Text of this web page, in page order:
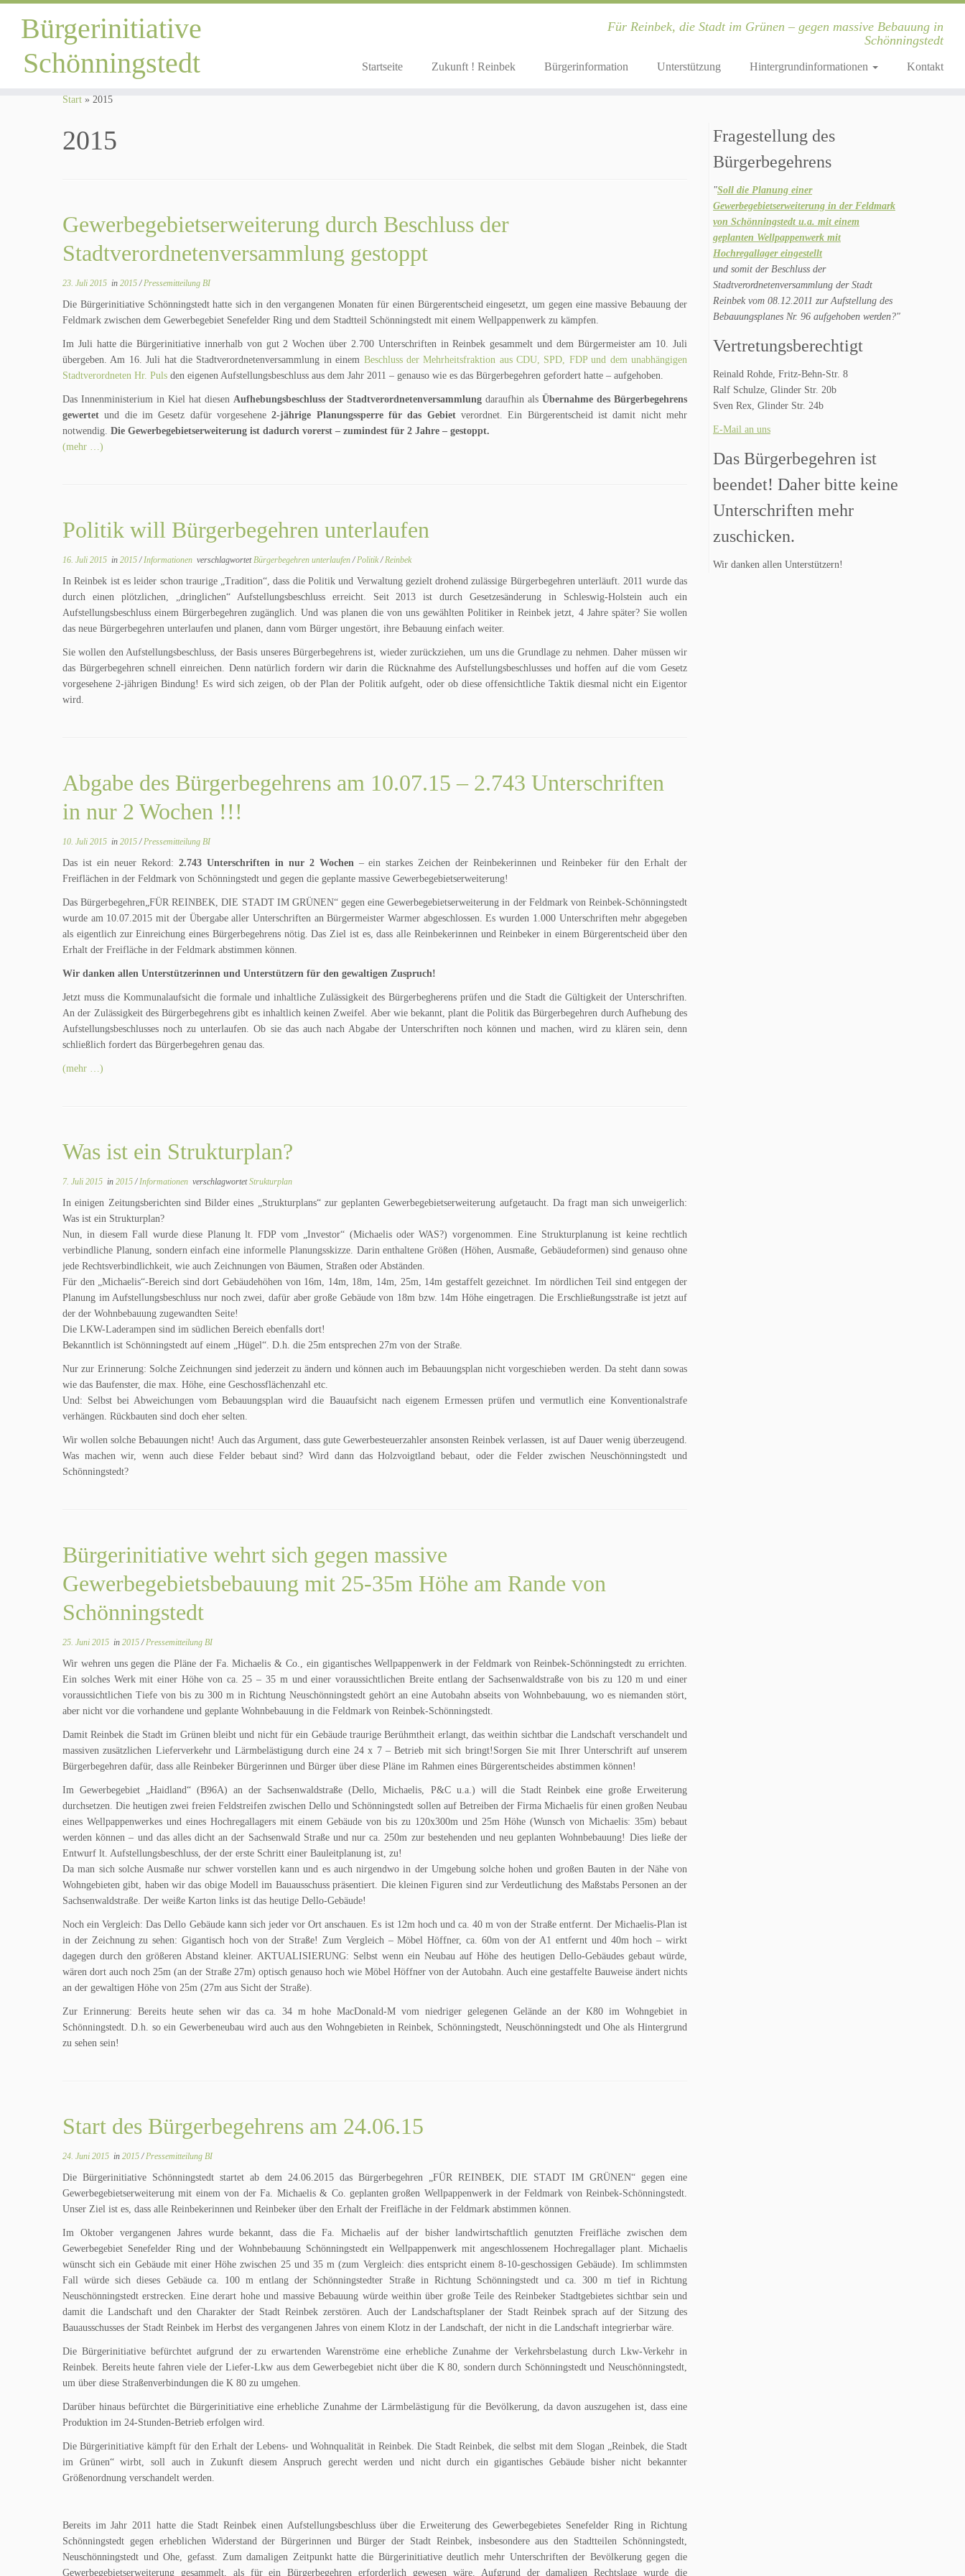
Bürgerinitiative
Schönningstedt
Für Reinbek, die Stadt im Grünen – gegen massive Bebauung in
Schönningstedt
Startseite Zukunft ! Reinbek Bürgerinformation Unterstützung Hintergrundinformationen Kontakt
Start » 2015
2015
Gewerbegebietserweiterung durch Beschluss der
Stadtverordnetenversammlung gestoppt
23. Juli 2015 in 2015/Pressemitteilung BI
Die Bürgerinitiative Schönningstedt hatte sich in den vergangenen Monaten für einen Bürgerentscheid eingesetzt, um gegen eine massive Bebauung der
Feldmark zwischen dem Gewerbegebiet Senefelder Ring und dem Stadtteil Schönningstedt mit einem Wellpappenwerk zu kämpfen.
Im Juli hatte die Bürgerinitiative innerhalb von gut 2 Wochen über 2.700 Unterschriften in Reinbek gesammelt und dem Bürgermeister am 10. Juli
übergeben. Am 16. Juli hat die Stadtverordnetenversammlung in einem Beschluss der Mehrheitsfraktion aus CDU, SPD, FDP und dem unabhängigen
Stadtverordneten Hr. Puls den eigenen Aufstellungsbeschluss aus dem Jahr 2011 – genauso wie es das Bürgerbegehren gefordert hatte – aufgehoben.
Das Innenministerium in Kiel hat diesen Aufhebungsbeschluss der Stadtverordnetenversammlung daraufhin als Übernahme des Bürgerbegehrens
gewertet und die im Gesetz dafür vorgesehene2-jährige Planungssperre für das Gebietverordnet. Ein Bürgerentscheid ist damit nicht mehr
notwendig. Die Gewerbegebietserweiterung ist dadurch vorerst – zumindest für 2 Jahre – gestoppt.
(mehr …)
Politik will Bürgerbegehren unterlaufen
16. Juli 2015 in 2015/Informationen verschlagwortetBürgerbegehren unterlaufen/Politik/Reinbek
In Reinbek ist es leider schon traurige „Tradition“, dass die Politik und Verwaltung gezielt drohend zulässige Bürgerbegehren unterläuft. 2011 wurde das
durch einen plötzlichen, „dringlichen“ Aufstellungsbeschluss erreicht. Seit 2013 ist durch Gesetzesänderung in Schleswig-Holstein auch ein
Aufstellungsbeschluss einem Bürgerbegehren zugänglich. Und was planen die von uns gewählten Politiker in Reinbek jetzt, 4 Jahre später? Sie wollen
das neue Bürgerbegehren unterlaufen und planen, dann vom Bürger ungestört, ihre Bebauung einfach weiter.
Sie wollen den Aufstellungsbeschluss, der Basis unseres Bürgerbegehrens ist, wieder zurückziehen, um uns die Grundlage zu nehmen. Daher müssen wir
das Bürgerbegehren schnell einreichen. Denn natürlich fordern wir darin die Rücknahme des Aufstellungsbeschlusses und hoffen auf die vom Gesetz
vorgesehene 2-jährigen Bindung! Es wird sich zeigen, ob der Plan der Politik aufgeht, oder ob diese offensichtliche Taktik diesmal nicht ein Eigentor
wird.
Abgabe des Bürgerbegehrens am 10.07.15 – 2.743 Unterschriften
in nur 2 Wochen !!!
10. Juli 2015 in 2015/Pressemitteilung BI
Das ist ein neuer Rekord: 2.743 Unterschriften in nur 2 Wochen– ein starkes Zeichen der Reinbekerinnen und Reinbeker für den Erhalt der
Freiflächen in der Feldmark von Schönningstedt und gegen die geplante massive Gewerbegebietserweiterung!
Das Bürgerbegehren„FÜR REINBEK, DIE STADT IM GRÜNEN“ gegen eine Gewerbegebietserweiterung in der Feldmark von Reinbek-Schönningstedt
wurde am 10.07.2015 mit der Übergabe aller Unterschriften an Bürgermeister Warmer abgeschlossen. Es wurden 1.000 Unterschriften mehr abgegeben
als eigentlich zur Einreichung eines Bürgerbegehrens nötig. Das Ziel ist es, dass alle Reinbekerinnen und Reinbeker in einem Bürgerentscheid über den
Erhalt der Freifläche in der Feldmark abstimmen können.
Wir danken allen Unterstützerinnen und Unterstützern für den gewaltigen Zuspruch!
Jetzt muss die Kommunalaufsicht die formale und inhaltliche Zulässigkeit des Bürgerbegherens prüfen und die Stadt die Gültigkeit der Unterschriften.
An der Zulässigkeit des Bürgerbegehrens gibt es inhaltlich keinen Zweifel. Aber wie bekannt, plant die Politik das Bürgerbegehren durch Aufhebung des
Aufstellungsbeschlusses noch zu unterlaufen. Ob sie das auch nach Abgabe der Unterschriften noch können und machen, wird zu klären sein, denn
schließlich fordert das Bürgerbegehren genau das.
(mehr …)
Was ist ein Strukturplan?
7. Juli 2015 in 2015/Informationen verschlagwortetStrukturplan
In einigen Zeitungsberichten sind Bilder eines „Strukturplans“ zur geplanten Gewerbegebietserweiterung aufgetaucht. Da fragt man sich unweigerlich:
Was ist ein Strukturplan?
Nun, in diesem Fall wurde diese Planung lt. FDP vom „Investor“ (Michaelis oder WAS?) vorgenommen. Eine Strukturplanung ist keine rechtlich
verbindliche Planung, sondern einfach eine informelle Planungsskizze. Darin enthaltene Größen (Höhen, Ausmaße, Gebäudeformen) sind genauso ohne
jede Rechtsverbindlichkeit, wie auch Zeichnungen von Bäumen, Straßen oder Abständen.
Für den „Michaelis“-Bereich sind dort Gebäudehöhen von 16m, 14m, 18m, 14m, 25m, 14m gestaffelt gezeichnet. Im nördlichen Teil sind entgegen der
Planung im Aufstellungsbeschluss nur noch zwei, dafür aber große Gebäude von 18m bzw. 14m Höhe eingetragen. Die Erschließungsstraße ist jetzt auf
der der Wohnbebauung zugewandten Seite!
Die LKW-Laderampen sind im südlichen Bereich ebenfalls dort!
Bekanntlich ist Schönningstedt auf einem „Hügel“. D.h. die 25m entsprechen 27m von der Straße.
Nur zur Erinnerung: Solche Zeichnungen sind jederzeit zu ändern und können auch im Bebauungsplan nicht vorgeschieben werden. Da steht dann sowas
wie das Baufenster, die max. Höhe, eine Geschossflächenzahl etc.
Und: Selbst bei Abweichungen vom Bebauungsplan wird die Bauaufsicht nach eigenem Ermessen prüfen und vermutlich eine Konventionalstrafe
verhängen. Rückbauten sind doch eher selten.
Wir wollen solche Bebauungen nicht! Auch das Argument, dass gute Gewerbesteuerzahler ansonsten Reinbek verlassen, ist auf Dauer wenig überzeugend.
Was machen wir, wenn auch diese Felder bebaut sind? Wird dann das Holzvoigtland bebaut, oder die Felder zwischen Neuschönningstedt und
Schönningstedt?
Bürgerinitiative wehrt sich gegen massive
Gewerbegebietsbebauung mit 25-35m Höhe am Rande von
Schönningstedt
25. Juni 2015 in 2015/Pressemitteilung BI
Wir wehren uns gegen die Pläne der Fa. Michaelis & Co., ein gigantisches Wellpappenwerk in der Feldmark von Reinbek-Schönningstedt zu errichten.
Ein solches Werk mit einer Höhe von ca. 25 – 35 m und einer voraussichtlichen Breite entlang der Sachsenwaldstraße von bis zu 120 m und einer
voraussichtlichen Tiefe von bis zu 300 m in Richtung Neuschönningstedt gehört an eine Autobahn abseits von Wohnbebauung, wo es niemanden stört,
aber nicht vor die vorhandene und geplante Wohnbebauung in die Feldmark von Reinbek-Schönningstedt.
Damit Reinbek die Stadt im Grünen bleibt und nicht für ein Gebäude traurige Berühmtheit erlangt, das weithin sichtbar die Landschaft verschandelt und
massiven zusätzlichen Lieferverkehr und Lärmbelästigung durch eine 24 x 7 – Betrieb mit sich bringt! Sorgen Sie mit Ihrer Unterschrift auf unserem
Bürgerbegehren dafür, dass alle Reinbeker Bürgerinnen und Bürger über diese Pläne im Rahmen eines Bürgerentscheides abstimmen können!
Im Gewerbegebiet „Haidland“ (B96A) an der Sachsenwaldstraße (Dello, Michaelis, P&C u.a.) will die Stadt Reinbek eine große Erweiterung
durchsetzen. Die heutigen zwei freien Feldstreifen zwischen Dello und Schönningstedt sollen auf Betreiben der Firma Michaelis für einen großen Neubau
eines Wellpappenwerkes und eines Hochregallagers mit einem Gebäude von bis zu 120x300m und 25m Höhe (Wunsch von Michaelis: 35m) bebaut
werden können – und das alles dicht an der Sachsenwald Straße und nur ca. 250m zur bestehenden und neu geplanten Wohnbebauung! Dies ließe der
Entwurf lt. Aufstellungsbeschluss, der der erste Schritt einer Bauleitplanung ist, zu!
Da man sich solche Ausmaße nur schwer vorstellen kann und es auch nirgendwo in der Umgebung solche hohen und großen Bauten in der Nähe von
Wohngebieten gibt, haben wir das obige Modell im Bauausschuss präsentiert. Die kleinen Figuren sind zur Verdeutlichung des Maßstabs Personen an der
Sachsenwaldstraße. Der weiße Karton links ist das heutige Dello-Gebäude!
Noch ein Vergleich: Das Dello Gebäude kann sich jeder vor Ort anschauen. Es ist 12m hoch und ca. 40 m von der Straße entfernt. Der Michaelis-Plan ist
in der Zeichnung zu sehen: Gigantisch hoch von der Straße! Zum Vergleich – Möbel Höffner, ca. 60m von der A1 entfernt und 40m hoch – wirkt
dagegen durch den größeren Abstand kleiner. AKTUALISIERUNG: Selbst wenn ein Neubau auf Höhe des heutigen Dello-Gebäudes gebaut würde,
wären dort auch noch 25m (an der Straße 27m) optisch genauso hoch wie Möbel Höffner von der Autobahn. Auch eine gestaffelte Bauweise ändert nichts
an der gewaltigen Höhe von 25m (27m aus Sicht der Straße).
Zur Erinnerung: Bereits heute sehen wir das ca. 34 m hohe MacDonald-M vom niedriger gelegenen Gelände an der K80 im Wohngebiet in
Schönningstedt. D.h. so ein Gewerbeneubau wird auch aus den Wohngebieten in Reinbek, Schönningstedt, Neuschönningstedt und Ohe als Hintergrund
zu sehen sein!
Start des Bürgerbegehrens am 24.06.15
24. Juni 2015 in 2015/Pressemitteilung BI
Die Bürgerinitiative Schönningstedt startet ab dem 24.06.2015 das Bürgerbegehren „FÜR REINBEK, DIE STADT IM GRÜNEN“ gegen eine
Gewerbegebietserweiterung mit einem von der Fa. Michaelis & Co. geplanten großen Wellpappenwerk in der Feldmark von Reinbek-Schönningstedt.
Unser Ziel ist es, dass alle Reinbekerinnen und Reinbeker über den Erhalt der Freifläche in der Feldmark abstimmen können.
Im Oktober vergangenen Jahres wurde bekannt, dass die Fa. Michaelis auf der bisher landwirtschaftlich genutzten Freifläche zwischen dem
Gewerbegebiet Senefelder Ring und der Wohnbebauung Schönningstedt ein Wellpappenwerk mit angeschlossenem Hochregallager plant. Michaelis
wünscht sich ein Gebäude mit einer Höhe zwischen 25 und 35 m (zum Vergleich: dies entspricht einem 8-10-geschossigen Gebäude). Im schlimmsten
Fall würde sich dieses Gebäude ca. 100 m entlang der Schönningstedter Straße in Richtung Schönningstedt und ca. 300 m tief in Richtung
Neuschönningstedt erstrecken. Eine derart hohe und massive Bebauung würde weithin über große Teile des Reinbeker Stadtgebietes sichtbar sein und
damit die Landschaft und den Charakter der Stadt Reinbek zerstören. Auch der Landschaftsplaner der Stadt Reinbek sprach auf der Sitzung des
Bauausschusses der Stadt Reinbek im Herbst des vergangenen Jahres von einem Klotz in der Landschaft, der nicht in die Landschaft integrierbar wäre.
Die Bürgerinitiative befürchtet aufgrund der zu erwartenden Warenströme eine erhebliche Zunahme der Verkehrsbelastung durch Lkw-Verkehr in
Reinbek. Bereits heute fahren viele der Liefer-Lkw aus dem Gewerbegebiet nicht über die K 80, sondern durch Schönningstedt und Neuschönningstedt,
um über diese Straßenverbindungen die K 80 zu umgehen.
Darüber hinaus befürchtet die Bürgerinitiative eine erhebliche Zunahme der Lärmbelästigung für die Bevölkerung, da davon auszugehen ist, dass eine
Produktion im 24-Stunden-Betrieb erfolgen wird.
Die Bürgerinitiative kämpft für den Erhalt der Lebens- und Wohnqualität in Reinbek. Die Stadt Reinbek, die selbst mit dem Slogan „Reinbek, die Stadt
im Grünen“ wirbt, soll auch in Zukunft diesem Anspruch gerecht werden und nicht durch ein gigantisches Gebäude bisher nicht bekannter
Größenordnung verschandelt werden.
Bereits im Jahr 2011 hatte die Stadt Reinbek einen Aufstellungsbeschluss über die Erweiterung des Gewerbegebietes Senefelder Ring in Richtung
Schönningstedt gegen erheblichen Widerstand der Bürgerinnen und Bürger der Stadt Reinbek, insbesondere aus den Stadtteilen Schönningstedt,
Neuschönningstedt und Ohe, gefasst. Zum damaligen Zeitpunkt hatte die Bürgerinitiative deutlich mehr Unterschriften der Bevölkerung gegen die
Gewerbegebietserweiterung gesammelt, als für ein Bürgerbegehren erforderlich gewesen wäre. Aufgrund der damaligen Rechtslage wurde die
Fragestellung des
Bürgerbegehrens
"Soll die Planung einer
Gewerbegebietserweiterung in der Feldmark
von Schönningstedt u.a. mit einem
geplanten Wellpappenwerk mit
Hochregallager eingestellt
und somit der Beschluss der
Stadtverordnetenversammlung der Stadt
Reinbek vom 08.12.2011 zur Aufstellung des
Bebauungsplanes Nr. 96 aufgehoben werden?"
Vertretungsberechtigt
Reinald Rohde, Fritz-Behn-Str. 8
Ralf Schulze, Glinder Str. 20b
Sven Rex, Glinder Str. 24b
E-Mail an uns
Das Bürgerbegehren ist
beendet! Daher bitte keine
Unterschriften mehr
zuschicken.
Wir danken allen Unterstützern!